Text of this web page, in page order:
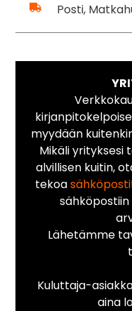
Posti,
myydään
Mikäli yrityksesi
alvillisen kuitin,
tekoa
Lähetämme
Kuluttaja-
aina